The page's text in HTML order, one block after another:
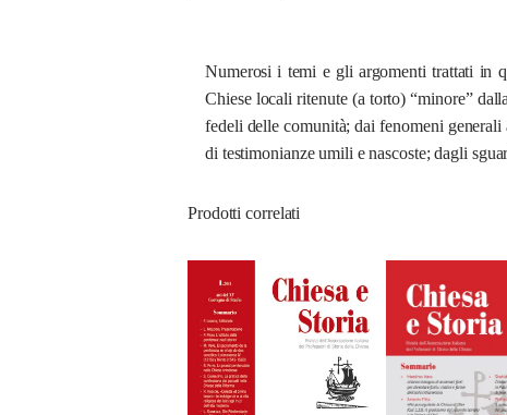
Numerosi i temi e gli argomenti trattati in
Chiese locali ritenute (a torto) “minore”
fedeli delle comunità; dai fenomeni
di testimonianze umili e nascoste; dagli
Prodotti correlati